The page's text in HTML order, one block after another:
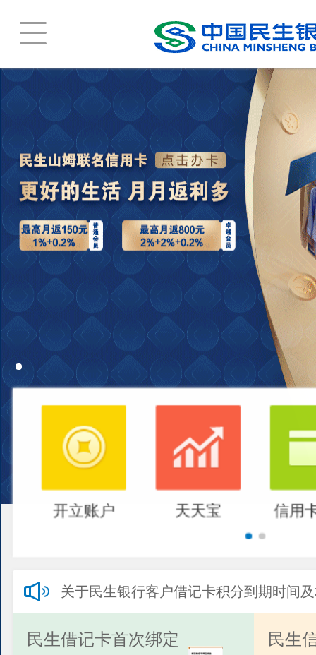
开立账户 天天宝 信用
关于民生银行客户借记卡积分到期时间
公告
民生借记卡首次绑定
民生